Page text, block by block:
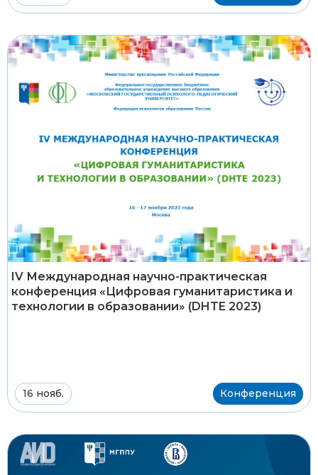
IV Международная научно-практическая
конференция «Цифровая гуманитаристика и
технологии в образовании» (DHTE 2023)
16 нояб. Конференция